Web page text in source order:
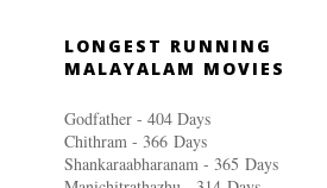
LONGEST RUNNING
MALAYALAM MOVIES
Godfather - 404 Days
Chithram - 366 Days
Shankaraabharanam - 365 Days